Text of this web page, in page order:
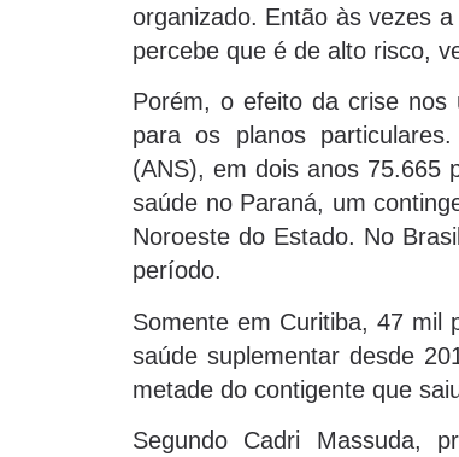
organizado. Então às vezes
percebe que é de alto risco,
Porém, o efeito da crise nos
para os planos
(ANS), em dois anos 75.665
saúde no Paraná, um
Noroeste do Estado. No
período.
Somente em Curitiba, 47 mil
saúde suplementar desde
metade do contigente que
Segundo Cadri Massuda,